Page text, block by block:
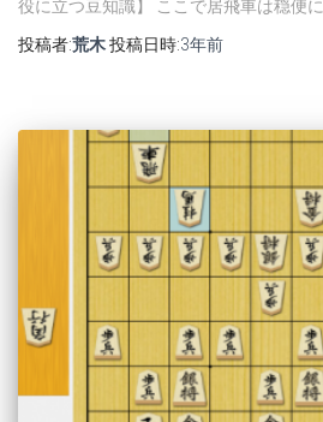
役に立つ豆知識】 ここで居飛車は穏便に
投稿者:荒木投稿日時:3年前